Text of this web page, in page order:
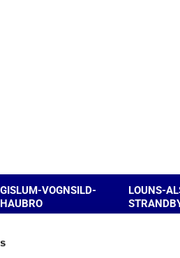
GISLUM-VOGNSILD-
HAUBRO
LOUNS-
Kontakt